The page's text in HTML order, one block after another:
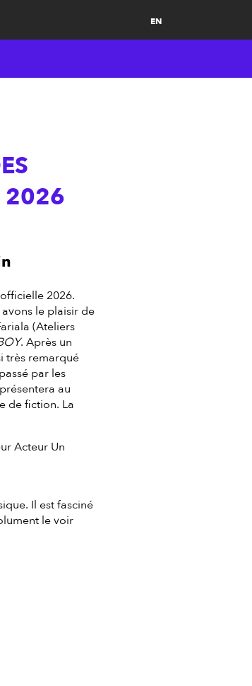
EN
2026
2026.
le plaisir de
(Ateliers
. Après un
très remarqué
par les
au
de fiction. La
Acteur Un
Il est fasciné
le voir